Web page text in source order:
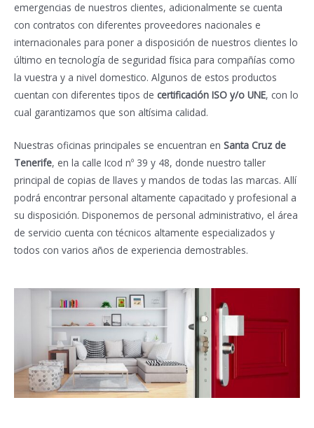
emergencias de nuestros clientes, adicionalmente se cuenta
con contratos con diferentes proveedores nacionales e
internacionales para poner a disposición de nuestros clientes lo
último en tecnología de seguridad física para compañías como
la vuestra y a nivel domestico. Algunos de estos productos
cuentan con diferentes tipos de certificación ISO y/o UNE, con lo
cual garantizamos que son altísima calidad.
Nuestras oficinas principales se encuentran en Santa Cruz de
Tenerife, en la calle Icod nº 39 y 48, donde nuestro taller
principal de copias de llaves y mandos de todas las marcas. Allí
podrá encontrar personal altamente capacitado y profesional a
su disposición. Disponemos de personal administrativo, el área
de servicio cuenta con técnicos altamente especializados y
todos con varios años de experiencia demostrables.